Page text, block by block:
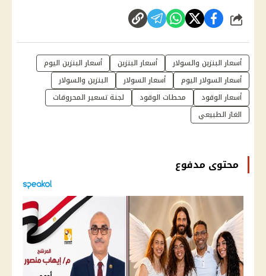
شارك
أسعار البنزين والسولار أسعار البنزين
أسعار البنزين اليوم
أسعار السولار اليوم
أسعار السولار
البنزين والسولار
أسعار الوقود
محطات الوقود
لجنة تسعير المحروقات
الغاز الطبيعي
محتوى مدفوع